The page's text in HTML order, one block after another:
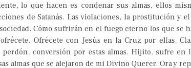
lo que hacen es condenar sus almas, ellos
de Satanás. Las violaciones, la prostitución y
Cómo sufrirán en el fuego eterno los que se
Ofrécete con Jesús en la Cruz por ellas.
perdón, conversión por estas almas. Hijito, sufre en
almas que se alejaron de mi Divino Querer. Ora y